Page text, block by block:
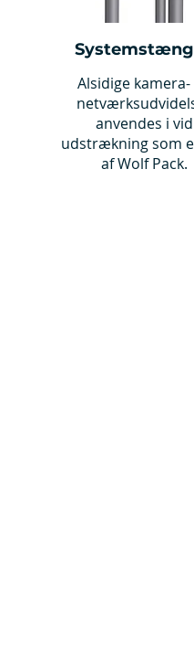
Alsidige kamera-
anvendes i vid
udstrækning som
af Wolf Pack.